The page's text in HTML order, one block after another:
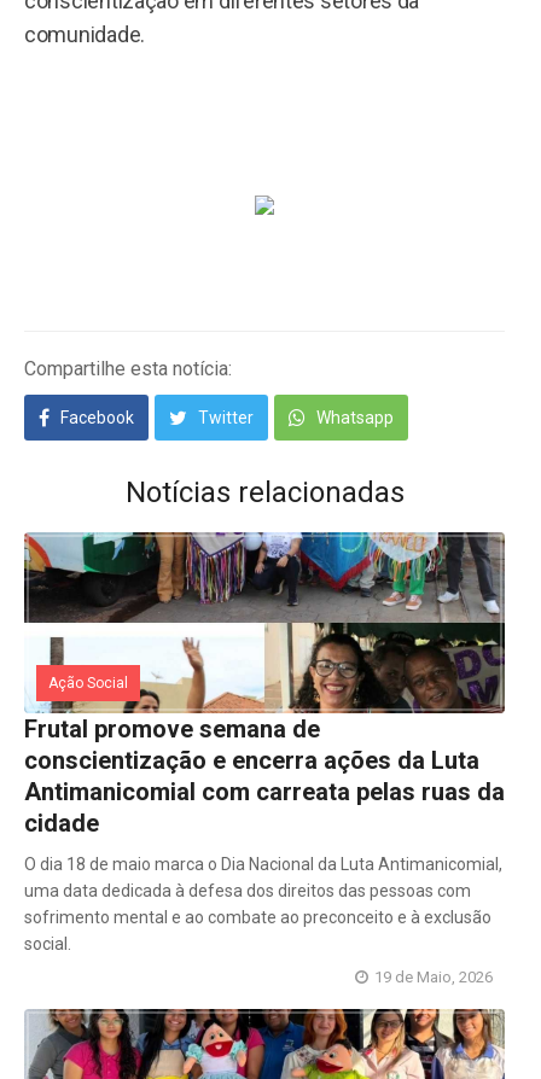
comunidade.
Compartilhe esta notícia:
Facebook Twitter Whatsapp
Notícias relacionadas
Ação Social
Frutal promove semana de
conscientização e encerra ações da Luta
Antimanicomial com carreata pelas ruas da
cidade
O dia 18 de maio marca o Dia Nacional da Luta Antimanicomial,
uma data dedicada à defesa dos direitos das pessoas com
sofrimento mental e ao combate ao preconceito e à exclusão
social.
19 de Maio, 2026